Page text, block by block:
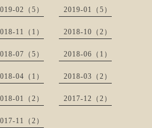
02（5） 2019-01（5）
11（1） 2018-10（2）
07（5） 2018-06（1）
04（1） 2018-03（2）
01（2） 2017-12（2）
11（2）